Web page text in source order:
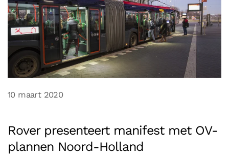
10 maart 2020
Rover presenteert manifest met OV-
plannen Noord-Holland